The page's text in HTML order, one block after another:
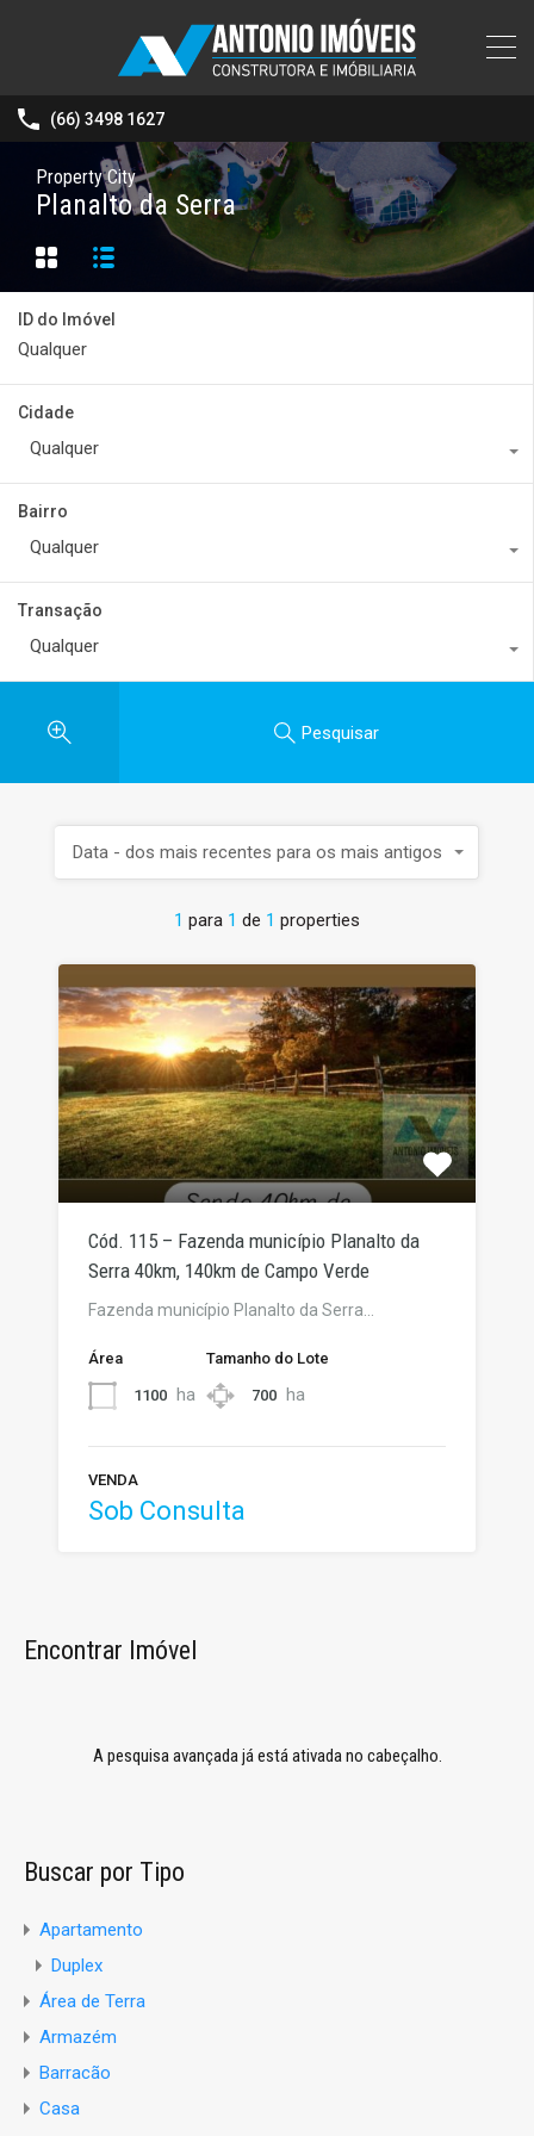
(66) 3498 1627
Property City
Planalto da Serra
ID do Imóvel
Cidade
Qualquer
Bairro
Qualquer
Transação
Qualquer
Pesquisar
1 para 1 de 1 properties
Data - dos mais recentes para os mais antigos
Cód. 115 – Fazenda município Planalto da
Serra 40km, 140km de Campo Verde
Fazenda município Planalto da Serra…
Área
1100 ha
Tamanho do Lote
700 ha
VENDA
Sob Consulta
Encontrar Imóvel
A pesquisa avançada já está ativada no cabeçalho.
Buscar por Tipo
Apartamento
Duplex
Área de Terra
Armazém
Barracão
Casa